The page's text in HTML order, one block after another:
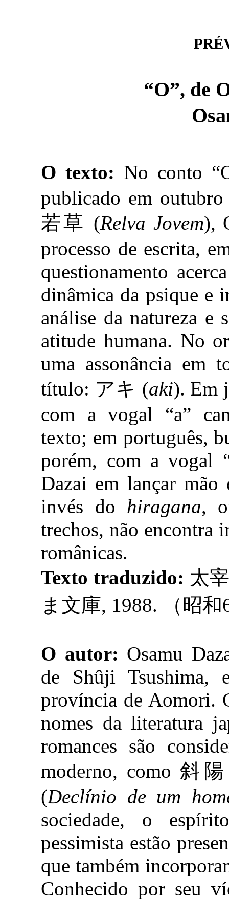
“O”, de
O texto: No conto
publicado em
若草 (Relva Jovem),
processo de escrita,
questionamento
dinâmica da psique e
análise da natureza e
atitude humana. No
uma assonância em
título: アキ (aki). Em
com a vogal “a”
texto; em português,
porém, com a vogal
Dazai em lançar
invés do hiragana,
trechos, não encontra
românicas.
Texto traduzido: 太
ま文庫, 1988. （昭
O autor: Osamu
de Shûji Tsushima,
província de Aomori.
nomes da literatura
romances são
moderno, como 斜
(Declínio de um
sociedade, o
pessimista estão
que também
Conhecido por seu